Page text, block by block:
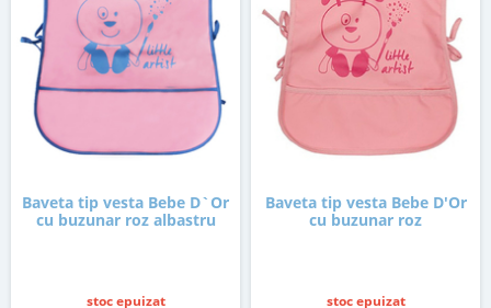
Baveta tip vesta Bebe D`Or
cu buzunar roz albastru
stoc epuizat
Baveta tip vesta Bebe D'Or
cu buzunar roz
stoc epuizat